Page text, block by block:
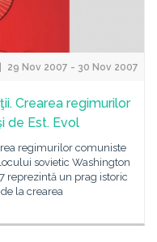
29 Nov 2007 - 30 Nov 2007
Crearea regimurilor
de Est. Evol
regimurilor comuniste
sovietic Washington
reprezintă un prag istoric
la crearea